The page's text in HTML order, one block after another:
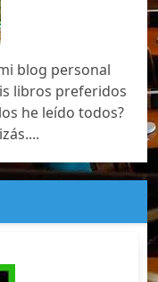
blog personal
libros preferidos
he leído todos?